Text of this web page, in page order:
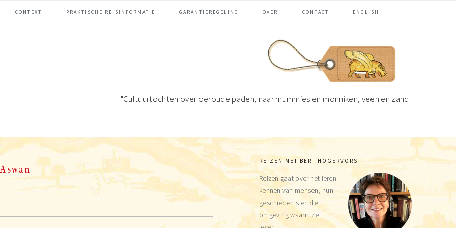
CONTEXT PRAKTISCHE REISINFORMATIE GARANTIEREGELING OVER CONTACT ENGLISH
"Cultuurtochten over oeroude paden, naar mummies en monniken, veen en zand"
Primaire
Sidebar
REIZEN MET BERT HOGERVORST
Reizen gaat over het leren
kennen van mensen, hun
geschiedenis en de
omgeving waarin ze